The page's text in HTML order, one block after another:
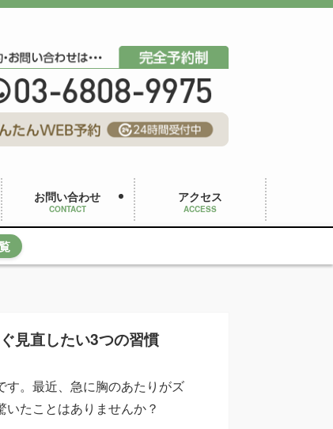
お問い合わせ
CONTACT
アクセス
ACCESS
見直したい3つの習慣
す。最近、急に胸のあたりがズ
たことはありませんか？